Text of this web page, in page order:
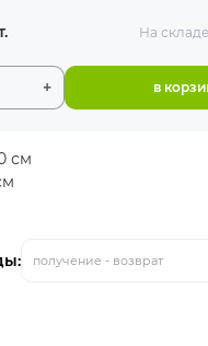
см
получение - возврат
+
На
в